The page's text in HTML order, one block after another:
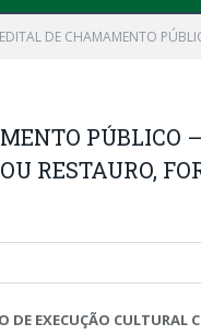
DE CHAMAMENTO
PÚBLICO
RESTAURO,
DE EXECUÇÃO CULTURAL